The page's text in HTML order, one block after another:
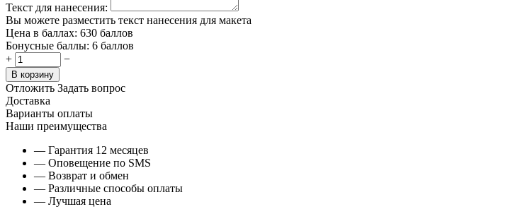
Текст для нанесения:
Вы можете разместить текст нанесения для макета
Цена в баллах: 630 баллов
Бонусные баллы: 6 баллов
+
−
В корзину
Отложить Задать вопрос
Доставка
Варианты оплаты
Наши преимущества
— Гарантия 12 месяцев
— Оповещение по SMS
— Возврат и обмен
— Различные способы оплаты
— Лучшая цена